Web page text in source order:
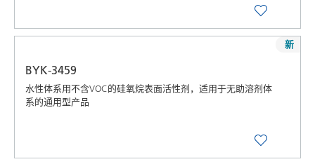
BYK-3459
水性体系用不含VOC的硅氧烷表面活性剂，适用于无助溶剂体
系的通用型产品
新